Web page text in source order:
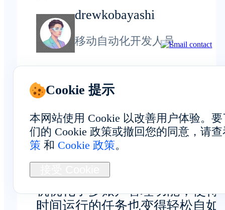
drewkobayashi
移动自动化开发人员
整体体验
在日常使用中，我们的西班牙云
机优化了多账户管理功能，使得
时间运行的任务也变得轻松自如
Cookie 提示
本网站使用 Cookie 以改善用户体验。
们的 Cookie 政策或撤回您的同意，请
策 和 Cookie 政策。